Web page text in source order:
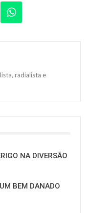
radialista e
NA DIVERSÃO
BEM DANADO